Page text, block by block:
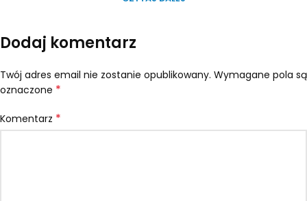
Dodaj komentarz
Twój adres email nie zostanie opublikowany. Wymagane pola są
oznaczone *
Komentarz *